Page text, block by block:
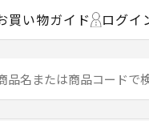
買い物ガイド ログイ